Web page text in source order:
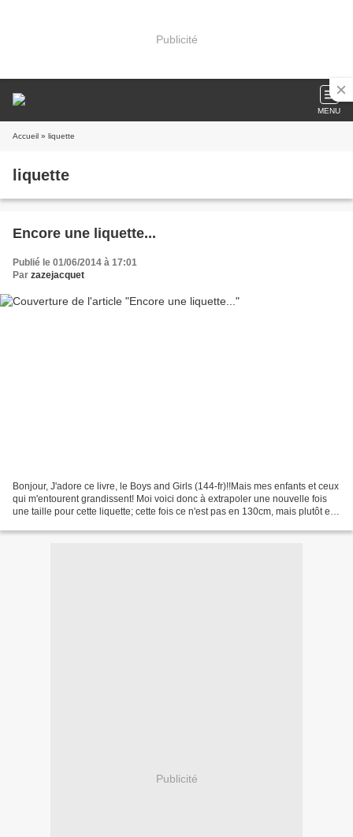
Publicité
MENU
Accueil » liquette
liquette
Encore une liquette...
Publié le 01/06/2014 à 17:01
Par zazejacquet
Bonjour, J'adore ce livre, le Boys and Girls (144-fr)!!Mais mes enfants et ceux
qui m'entourent grandissent! Moi voici donc à extrapoler une nouvelle fois
une taille pour cette liquette; cette fois ce n'est pas en 130cm, mais plutôt en
Publicité